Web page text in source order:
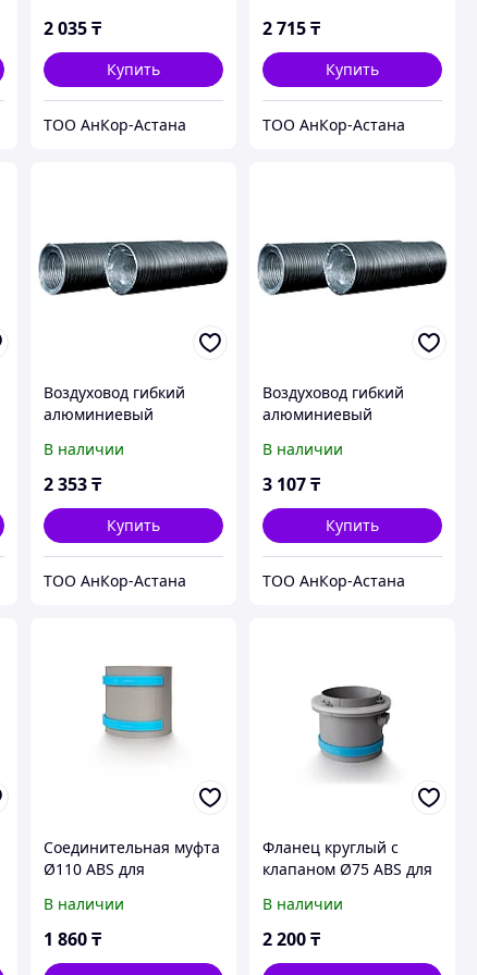
2 035 ₸
Купить
ТОО АнКор-Астана
2 715₸
Купить
ТОО АнКор-Астана
Воздуховод гибкий
алюминиевый
12,5ВА, L до 3м
В наличии
2 353 ₸
Купить
ТОО АнКор-Астана
Воздуховод гибкий
алюминиевый
L до 3м
В наличии
3 107₸
Купить
ТОО АнКор-Астана
Соединительная муфта
Ø110 ABS для
В наличии
1 860 ₸
Фланец круглый с
клапаном Ø75 ABS для
В наличии
2 200₸